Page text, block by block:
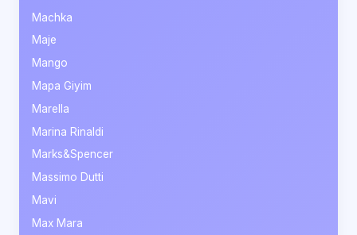
Machka
Maje
Mango
Mapa Giyim
Marella
Marina Rinaldi
Marks&Spencer
Massimo Dutti
Mavi
Max Mara